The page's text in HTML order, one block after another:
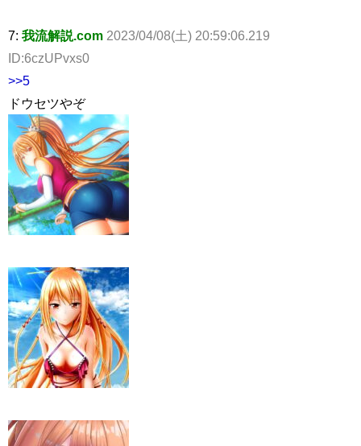
7: 我流解説.com 2023/04/08(土) 20:59:06.219
ID:6czUPvxs0
>>5
ドウセツやぞ